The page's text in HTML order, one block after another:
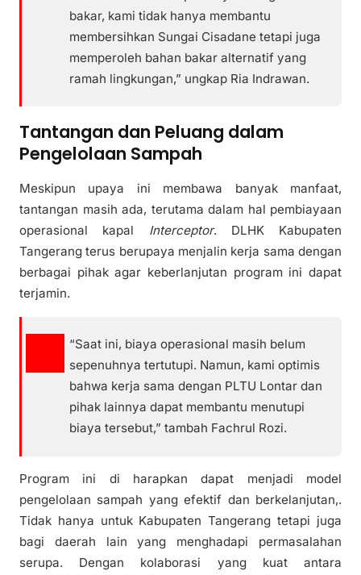
bakar, kami tidak hanya membantu
membersihkan Sungai Cisadane tetapi juga
memperoleh bahan bakar alternatif yang
ramah lingkungan,” ungkap Ria Indrawan.
Tantangan dan Peluang dalam
Pengelolaan Sampah
Meskipun upaya ini membawa banyak manfaat,
tantangan masih ada, terutama dalam hal pembiayaan
operasional kapal Interceptor. DLHK Kabupaten
Tangerang terus berupaya menjalin kerja sama dengan
berbagai pihak agar keberlanjutan program ini dapat
terjamin.
“Saat ini, biaya operasional masih belum
sepenuhnya tertutupi. Namun, kami optimis
bahwa kerja sama dengan PLTU Lontar dan
pihak lainnya dapat membantu menutupi
biaya tersebut,” tambah Fachrul Rozi.
Program ini di harapkan dapat menjadi model
pengelolaan sampah yang efektif dan berkelanjutan,.
Tidak hanya untuk Kabupaten Tangerang tetapi juga
bagi daerah lain yang menghadapi permasalahan
serupa. Dengan kolaborasi yang kuat antara